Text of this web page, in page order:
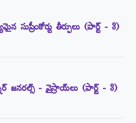
సుప్రీంకోర్టు తీర్పులు (పార్ట్‌ - 3)
జనరల్స్‌ - వైస్రాయ్‌లు (పార్ట్‌ - 3)